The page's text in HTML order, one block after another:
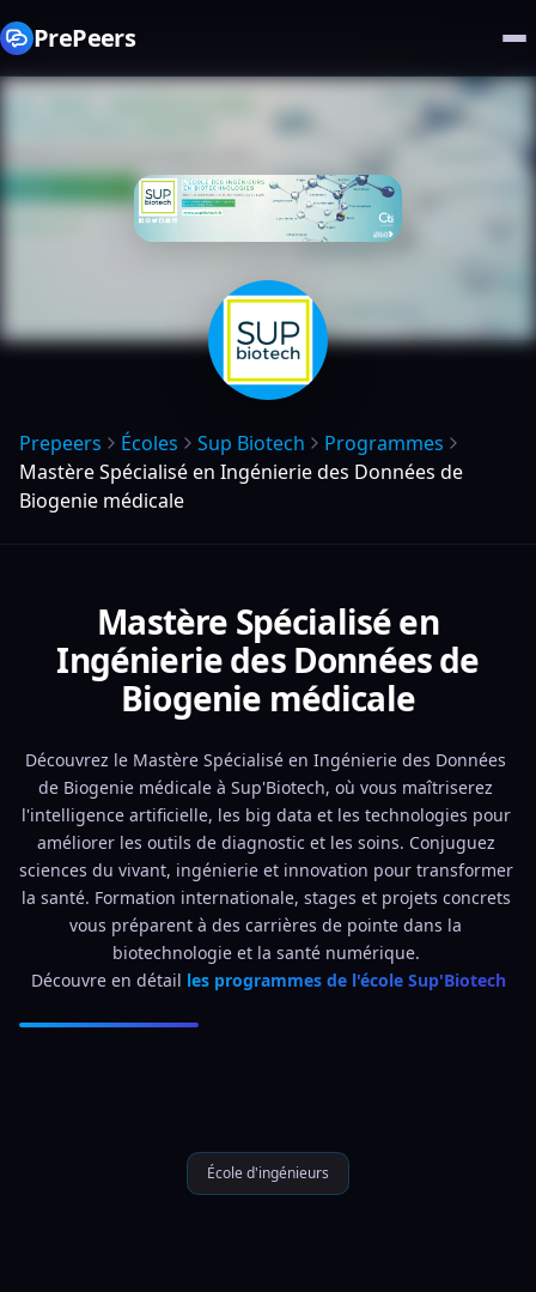
PrePeers
Prepeers Écoles Sup Biotech
Programmes
Mastère Spécialisé en Ingénierie des Données de
Biogenie médicale
Mastère Spécialisé en
Ingénierie des Données de
Biogenie médicale
Découvrez le Mastère Spécialisé en Ingénierie des Données
de Biogenie médicale à Sup'Biotech, où vous maîtriserez
l'intelligence artificielle, les big data et les technologies pour
améliorer les outils de diagnostic et les soins. Conjuguez
sciences du vivant, ingénierie et innovation pour transformer
la santé. Formation internationale, stages et projets concrets
vous préparent à des carrières de pointe dans la
biotechnologie et la santé numérique.
Découvre en détail les programmes de l'école Sup'Biotech
École d'ingénieurs